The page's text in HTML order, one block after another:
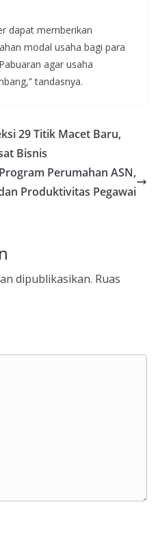
dapat memberikan
modal usaha bagi para
agar usaha
tandasnya.
29 Titik Macet Baru,
Bisnis
Perumahan ASN,
Produktivitas Pegawai
dipublikasikan. Ruas